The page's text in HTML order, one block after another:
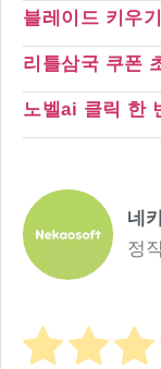
블레이드 키우
리틀삼국 쿠폰
노벨ai 클릭 한
네
정